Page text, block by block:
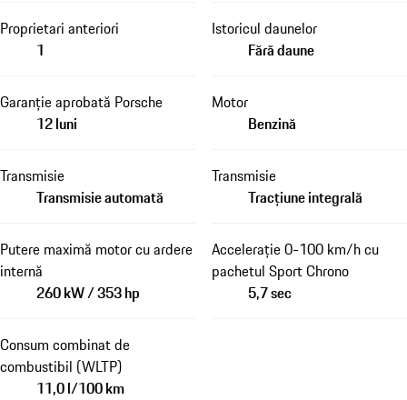
Proprietari anteriori
1
Istoricul daunelor
Fără daune
Garanție aprobată Porsche
12 luni
Motor
Benzină
Transmisie
Transmisie automată
Transmisie
Tracțiune integrală
Putere maximă motor cu ardere
internă
260 kW / 353 hp
Accelerație 0-100 km/h cu
pachetul Sport Chrono
5,7 sec
Consum combinat de
combustibil (WLTP)
11,0 l/100 km